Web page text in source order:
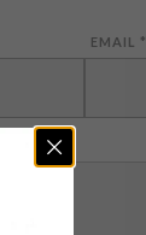
EMAIL *